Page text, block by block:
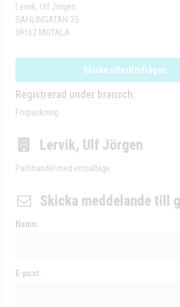
Lervik, Ulf Jörgen
SAHLINGATAN 35
59162 MOTALA
Skicka offertförfrågan
Registrerad under bransch:
Förpackning
Lervik, Ulf Jörgen
Partihandel med emballage
Skicka meddelande till
Namn:
E-post: